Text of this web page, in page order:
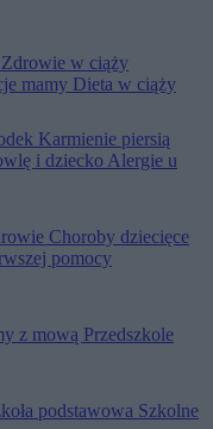
Zdrowie w ciąży
mamy Dieta w ciąży
Karmienie piersią
i dziecko Alergie u
Choroby dziecięce
pomocy
z mową Przedszkole
podstawowa Szkolne